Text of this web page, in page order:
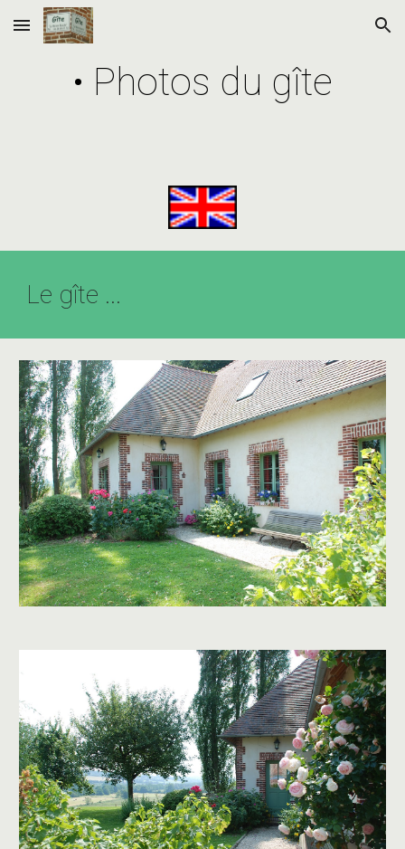
Skip to main content Skip to navigation
• Photos du gîte
Le gîte ...